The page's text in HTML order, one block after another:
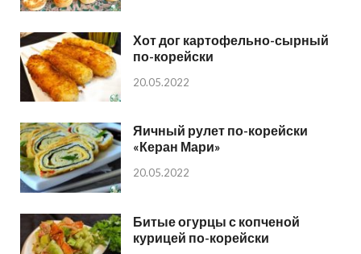
Хот дог картофельно-сырный
по-корейски
20.05.2022
Яичный рулет по-корейски
«Керан Мари»
20.05.2022
Битые огурцы с копченой
курицей по-корейски